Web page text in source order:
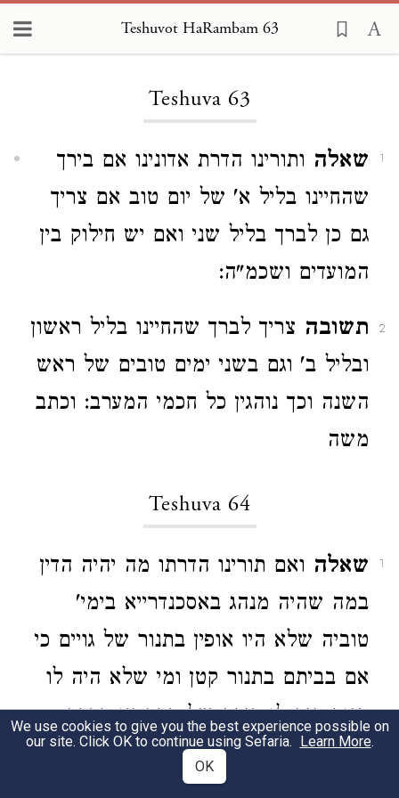
Teshuvot HaRambam 63
Teshuva 63
1 שאלה ותורינו הדרת אדונינו אם בירך
שהחיינו בליל א' של יום טוב אם צריך
גם כן לברך בליל שני ואם יש חילוק בין
המועדים ושכמ"ה:
2 תשובה צריך לברך שהחיינו בליל ראשון
ובליל ב' וגם בשני ימים טובים של ראש
השנה וכך נוהגין כל חכמי המערב: וכתב
משה
Teshuva 64
1 שאלה ואם תורינו הדרתו מה יהיה הדין
במה שהיה מנהג באסכנדרייא בימי'
טוביה שלא היו אופין בתנור של גויים כי
אם בביתם בתנור קטן ומי שלא היה לו
תנור היה לו כירה של חרס או קדרה
ואופין בה ויהי היום ויעלו כמה בני אדם
We use cookies to give you the best experience possible on
our site. Click OK to continue using Sefaria. Learn More.
OK